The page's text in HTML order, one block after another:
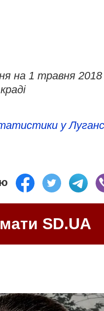
на 1 травня 2018
у
SD.UA